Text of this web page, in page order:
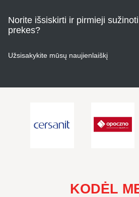
Norite išsiskirti ir pirmieji
prekes?
Užsisakykite mūsų naujienlaiškį
KODĖL